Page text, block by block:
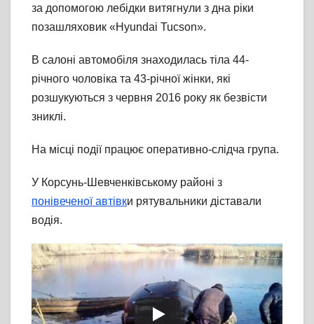
за допомогою лебідки витягнули з дна ріки
позашляховик «Hyundai Tucson».
В салоні автомобіля знаходилась тіла 44-
річного чоловіка та 43-річної жінки, які
розшукуються з червня 2016 року як безвісти
зниклі.
На місці події працює оперативно-слідча група.
У Корсунь-Шевченківському районі з
понівеченої автівки рятувальники діставали
водія.